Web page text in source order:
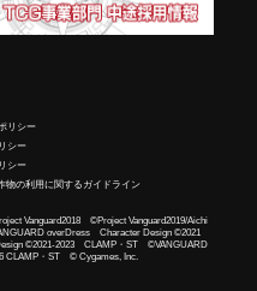
リシー
シー
シー
物の利用に関するガイドライン
Vanguard2018 ©Project Vanguard2019/Aichi
overDress Character Design ©2021
©2021-2023 CLAMP・ST ©VANGUARD
CLAMP・ST © Cygames, Inc.